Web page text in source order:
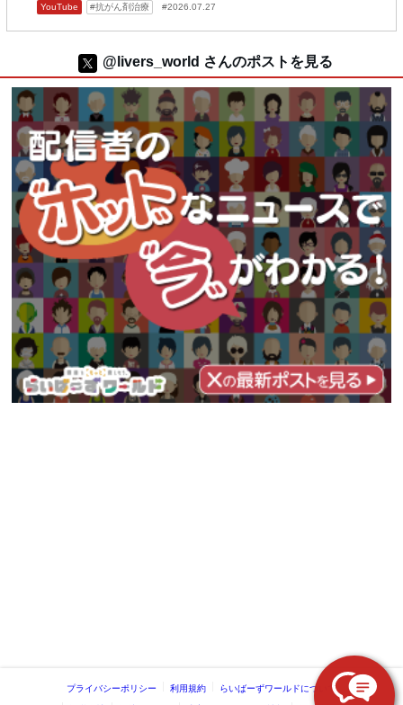
YouTube 抗がん剤治療 2026.07.27
@livers_world さんのポストを見る
プライバシーポリシー 利用規約 らいばーずワールドについて